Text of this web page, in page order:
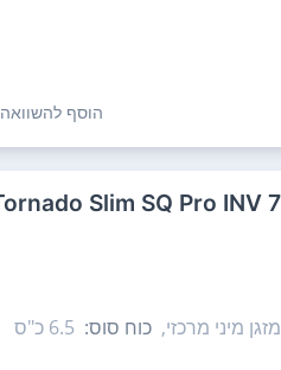
הוסף להשוואה
מזגן מיני מרכזי, כוח סוס: 6.5‏ כ"ס